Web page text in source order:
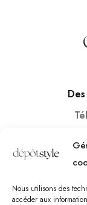
Nous utilisons des
accéder aux
Adresse :